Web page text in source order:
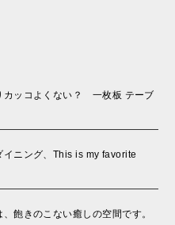
カッコよくない？ 一枚板 テーブ
イニング、This is my favorite
飽きのこない癒しの空間です。